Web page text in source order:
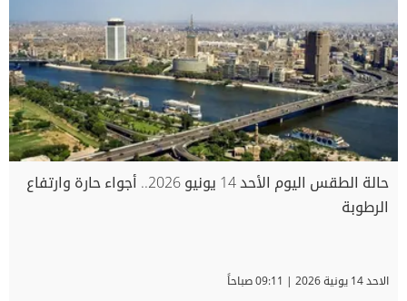
حالة الطقس اليوم الأحد 14 يونيو 2026.. أجواء حارة وارتفاع
الرطوبة
الاحد 14 يونية 2026 | 09:11 صباحاً